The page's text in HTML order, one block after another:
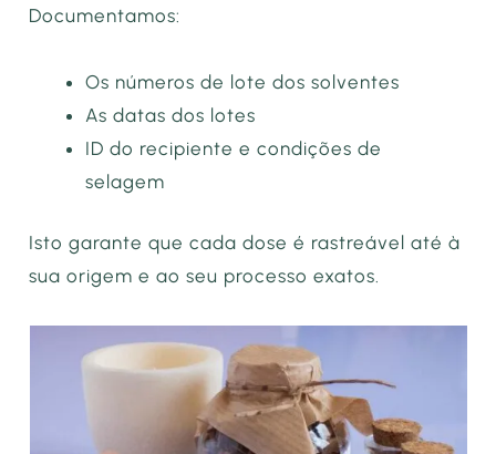
Documentamos:
Os números de lote dos solventes
As datas dos lotes
ID do recipiente e condições de
selagem
Isto garante que cada dose é rastreável até à
sua origem e ao seu processo exatos.